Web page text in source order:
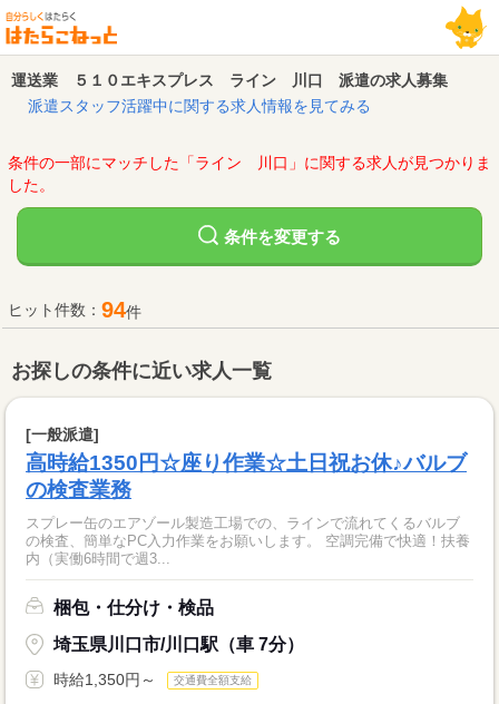
運送業 ５１０エキスプレス ライン 川口 派遣の求人募集
派遣スタッフ活躍中に関する求人情報を見てみる
条件の一部にマッチした「ライン 川口」に関する求人が見つかりま
した。
条件を変更する
ヒット件数： 94件
お探しの条件に近い求人一覧
[一般派遣]
高時給1350円☆座り作業☆土日祝お休♪バルブ
の検査業務
スプレー缶のエアゾール製造工場での、ラインで流れてくるバルブ
の検査、簡単なPC入力作業をお願いします。 空調完備で快適！扶養
内（実働6時間で週3...
梱包・仕分け・検品
埼玉県川口市/川口駅（車 7分）
時給1,350円～ 交通費全額支給